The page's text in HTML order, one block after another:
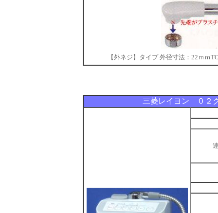
【外ネジ】タイプ 外径寸法：22ｍｍ
三菱レイヨン ０２